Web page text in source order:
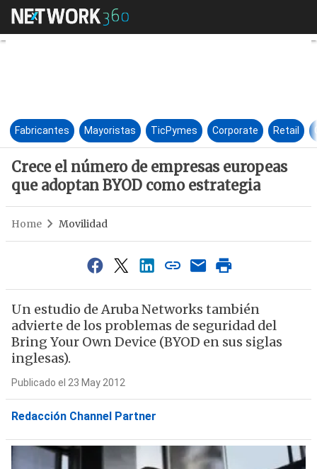
Crece el número de
Fabricantes Mayoristas TicPymes Corporate Retail
Crece el número de empresas europeas
que adoptan BYOD como estrategia
Home Movilidad
Un estudio de Aruba Networks también
advierte de los problemas de seguridad del
Bring Your Own Device (BYOD en sus siglas
inglesas).
Publicado el 23 May 2012
Redacción Channel Partner